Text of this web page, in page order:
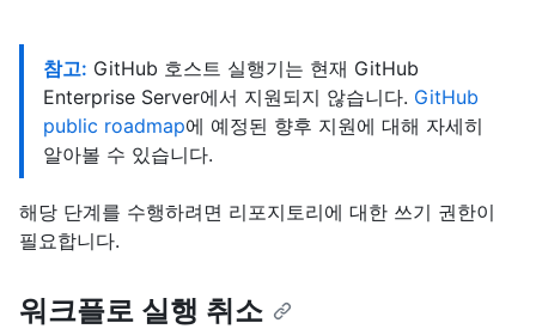
참고: GitHub 호스트 실행기는 현재 GitHub
Enterprise Server에서 지원되지 않습니다. GitHub
public roadmap에 예정된 향후 지원에 대해 자세히
알아볼 수 있습니다.
해당 단계를 수행하려면 리포지토리에 대한 쓰기 권한이
필요합니다.
워크플로 실행 취소